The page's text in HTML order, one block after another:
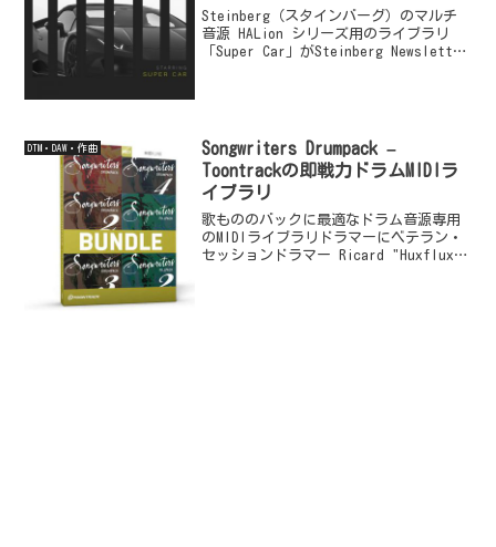
Steinberg（スタインバーグ）のマルチ
音源 HALion シリーズ用のライブラリ
「Super Car」がSteinberg Newsletter
DTM・DAW・作曲
Songwriters Drumpack –
Toontrackの即戦力ドラムMIDIラ
イブラリ
歌もののバックに最適なドラム音源専用
のMIDIライブラリドラマーにベテラン・
セッションドラマー Ricard "Huxflux"